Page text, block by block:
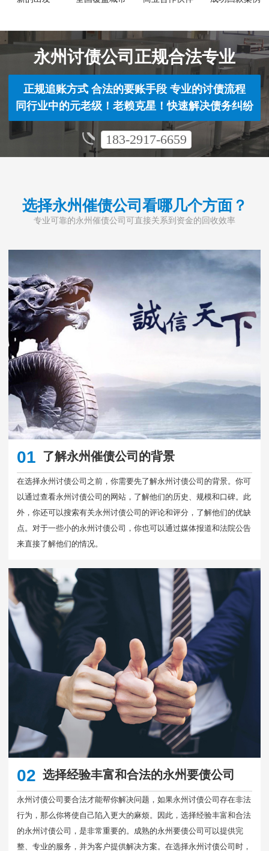
永州讨债公司正规合法专业
正规追账方式 合法的要账手段 专业的讨债流程
同行业中的元老级！老赖克星！快速解决债务纠纷
183-2917-6659
选择永州催债公司看哪几个方面？
专业可靠的永州催债公司可直接关系到资金的回收效率
01 了解永州催债公司的背景
在选择永州讨债公司之前，你需要先了解永州讨债公司的背景。你可
以通过查看永州讨债公司的网站，了解他们的历史、规模和口碑。此
外，你还可以搜索有关永州讨债公司的评论和评分，了解他们的优缺
点。对于一些小的永州讨债公司，你也可以通过媒体报道和法院公告
来直接了解他们的情况。
02 选择经验丰富和合法的永州要债公司
永州讨债公司要合法才能帮你解决问题，如果永州讨债公司存在非法
行为，那么你将使自己陷入更大的麻烦。因此，选择经验丰富和合法
的永州讨债公司，是非常重要的。成熟的永州要债公司可以提供完
整、专业的服务，并为客户提供解决方案。在选择永州讨债公司时，